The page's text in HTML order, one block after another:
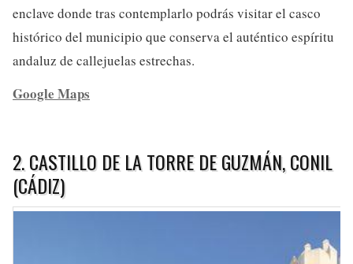
enclave donde tras contemplarlo podrás visitar el casco
histórico del municipio que conserva el auténtico espíritu
andaluz de callejuelas estrechas.
Google Maps
2. CASTILLO DE LA TORRE DE GUZMÁN, CONIL
(CÁDIZ)